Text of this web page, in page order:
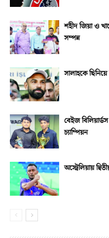
শহীদ জিয়া ও
সম্পন্ন
সালাহকে
বেইজ
চ্যাম্পিয়ন
অস্ট্রেলিয়ায়